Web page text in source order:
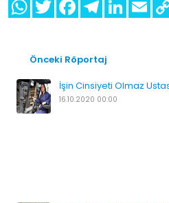
Önceki Röportaj
İşin Cinsiyeti Olmaz
16.10.2020 00:00